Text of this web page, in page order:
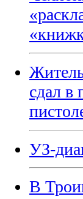
сдал в
УЗ-
В